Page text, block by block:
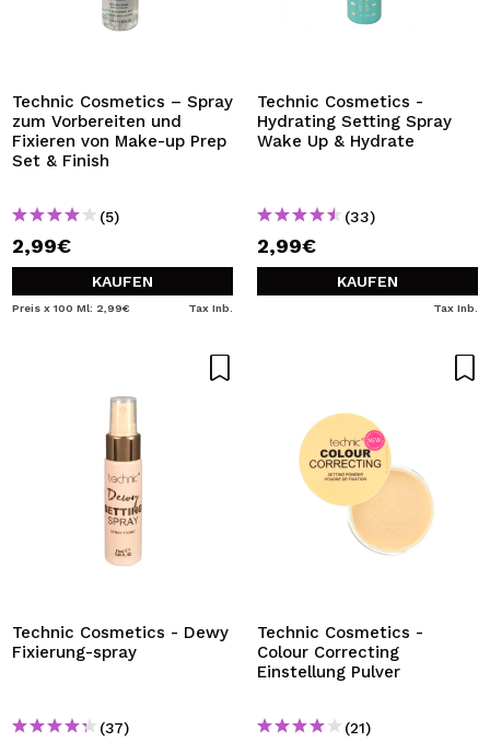
Technic Cosmetics – Spray
zum Vorbereiten und
Fixieren von Make-up Prep
Set & Finish
(5)
2,99€
KAUFEN
Preis x 100 Ml: 2,99€ Tax Inb.
Technic Cosmetics -
Hydrating Setting Spray
Wake Up & Hydrate
(33)
2,99€
KAUFEN
Tax Inb.
Technic Cosmetics - Dewy
Fixierung-spray
(37)
Technic Cosmetics -
Colour Correcting
Einstellung Pulver
(21)